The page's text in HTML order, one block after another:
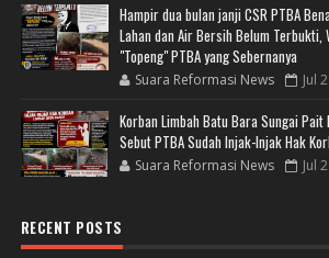
Hampir dua bulan janji CSR PTBA
Lahan dan Air Bersih Belum Terbukti,
"Topeng" PTBA yang Sebernanya
Suara Reformasi News Jul
Korban Limbah Batu Bara Sungai
Sebut PTBA Sudah Injak-Injak Hak
Suara Reformasi News Jul
RECENT POSTS